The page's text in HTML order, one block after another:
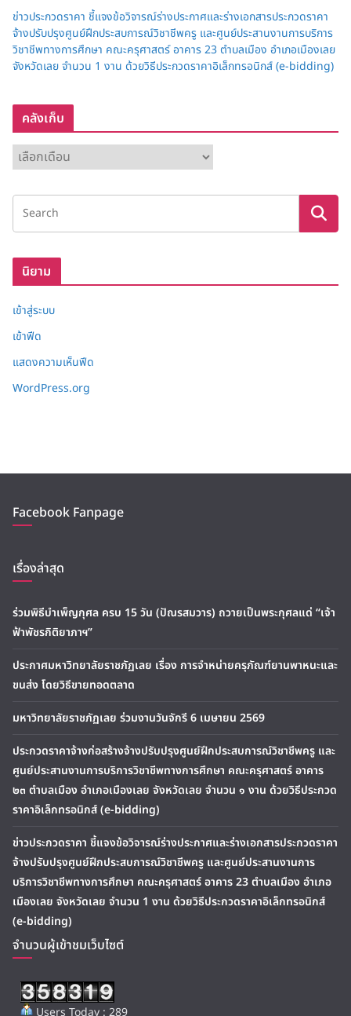
ข่าวประกวดราคา ชี้แจงข้อวิจารณ์ร่างประกาศและร่างเอกสารประกวดราคา
จ้างปรับปรุงศูนย์ฝึกประสบการณ์วิชาชีพครู และศูนย์ประสานงานการบริการ
วิชาชีพทางการศึกษา คณะครุศาสตร์ อาคาร 23 ตำบลเมือง อำเภอเมืองเลย
จังหวัดเลย จำนวน 1 งาน ด้วยวิธีประกวดราคาอิเล็กทรอนิกส์ (e-bidding)
คลังเก็บ
ลั
ง
ก็
นิยาม
เข้าสู่ระบบ
เข้าฟีด
แสดงความเห็นฟีด
WordPress.org
Facebook Fanpage
เรื่องล่าสุด
ร่วมพิธีบำเพ็ญกุศล ครบ 15 วัน (ปัณรสมวาร) ถวายเป็นพระกุศลแด่ “เจ้า
ฟ้าพัชรกิติยาภาฯ”
ประกาศมหาวิทยาลัยราชภัฏเลย เรื่อง การจำหน่ายครุภัณฑ์ยานพาหนะและ
ขนส่ง โดยวิธีขายทอดตลาด
มหาวิทยาลัยราชภัฏเลย ร่วมงานวันจักรี 6 เมษายน 2569
ประกวดราคาจ้างก่อสร้างจ้างปรับปรุงศูนย์ฝึกประสบการณ์วิชาชีพครู และ
ศูนย์ประสานงานการบริการวิชาชีพทางการศึกษา คณะครุศาสตร์ อาคาร
๒๓ ตำบลเมือง อำเภอเมืองเลย จังหวัดเลย จำนวน ๑ งาน ด้วยวิธีประกวด
ราคาอิเล็กทรอนิกส์ (e-bidding)
ข่าวประกวดราคา ชี้แจงข้อวิจารณ์ร่างประกาศและร่างเอกสารประกวดราคา
จ้างปรับปรุงศูนย์ฝึกประสบการณ์วิชาชีพครู และศูนย์ประสานงานการ
บริการวิชาชีพทางการศึกษา คณะครุศาสตร์ อาคาร 23 ตำบลเมือง อำเภอ
เมืองเลย จังหวัดเลย จำนวน 1 งาน ด้วยวิธีประกวดราคาอิเล็กทรอนิกส์
(e-bidding)
จำนวนผู้เข้าชมเว็บไซต์
Users Today : 289